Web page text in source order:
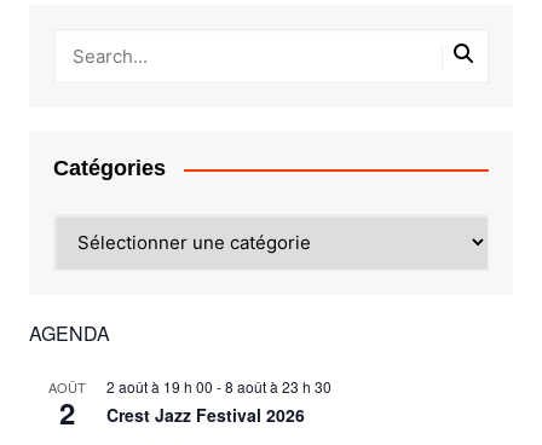
Catégories
AGENDA
AOÛT
2
2 août à 19 h 00 -8 août à 23 h 30
Crest Jazz Festival 2026